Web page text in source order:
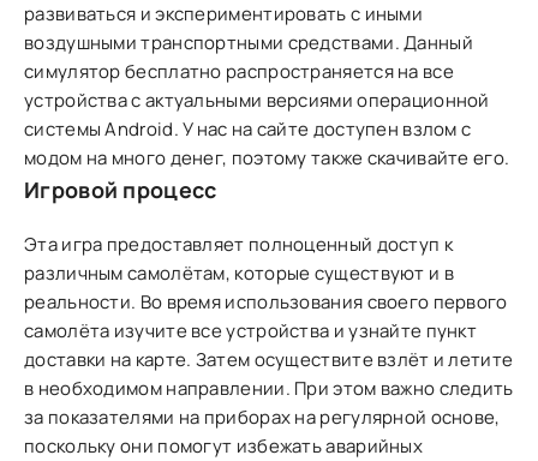
развиваться и экспериментировать с иными
воздушными транспортными средствами. Данный
симулятор бесплатно распространяется на все
устройства с актуальными версиями операционной
системы Аndroid. У нас на сайте доступен взлом с
модом на много денег, поэтому также скачивайте его.
Игровой процесс
Эта игра предоставляет полноценный доступ к
различным самолётам, которые существуют и в
реальности. Во время использования своего первого
самолёта изучите все устройства и узнайте пункт
доставки на карте. Затем осуществите взлёт и летите
в необходимом направлении. При этом важно следить
за показателями на приборах на регулярной основе,
поскольку они помогут избежать аварийных